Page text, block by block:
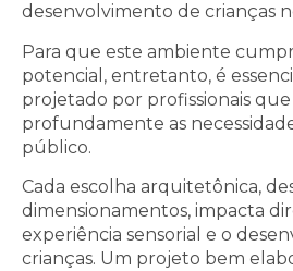
desenvolvimento de crianças
Para que este ambiente
potencial, entretanto, é
projetado por profissionais
profundamente as
público.
Cada escolha arquitetônica,
dimensionamentos, impacta
experiência sensorial e o
crianças. Um projeto bem